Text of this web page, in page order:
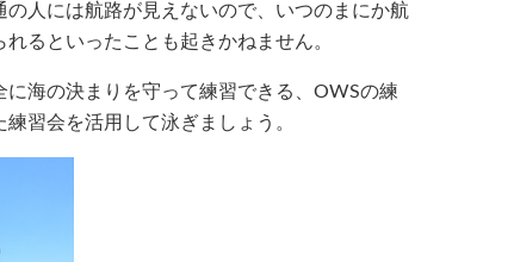
人には航路が見えないので、いつのまにか航
るといったことも起きかねません。
海の決まりを守って練習できる、OWSの練
習会を活用して泳ぎましょう。